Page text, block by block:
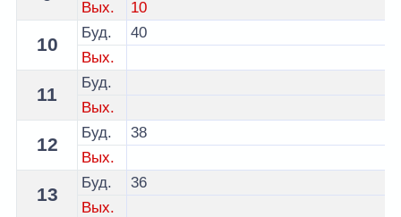
Вых.
10
10
Буд.
40
Вых.
11
Буд.
Вых.
12
Буд.
38
Вых.
13
Буд.
36
Вых.